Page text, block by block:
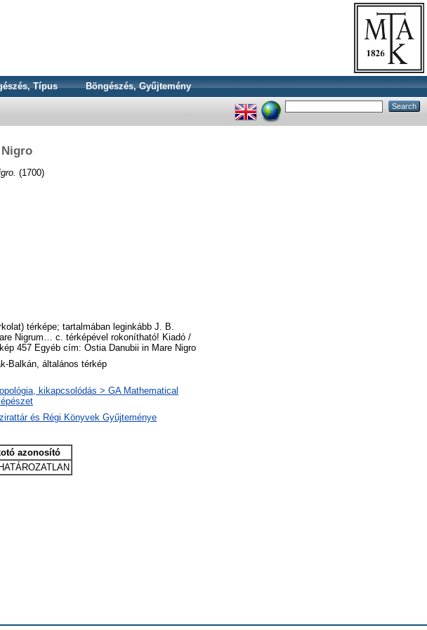
Típus Böngészés, Gyűjtemény
(1700)
térképe; tartalmában leginkább J. B.
Nigrum… c. térképével rokonítható! Kiadó /
457 Egyéb cím: Ostia Danubii in Mare Nigro
Balkán, általános térkép
kikapcsolódás > GA Mathematical
és Régi Könyvek Gyűjteménye
azonosító